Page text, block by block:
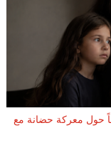
حول معركة حضانة مع